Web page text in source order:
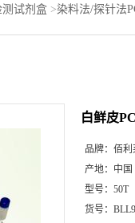
测试剂盒 >染料法/探针法
白鲜皮
品牌： 佰利
产地： 中国
型号： 50T
货号：